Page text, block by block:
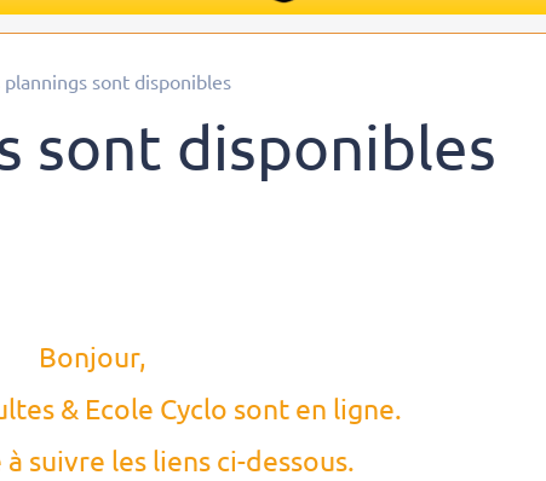
plannings sont disponibles
sont disponibles
Bonjour,
& Ecole Cyclo sont en ligne.
suivre les liens ci-dessous.